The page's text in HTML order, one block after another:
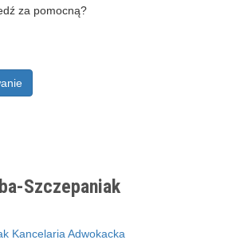
za pomocną?
Szczepaniak
Kancelaria Adwokacka